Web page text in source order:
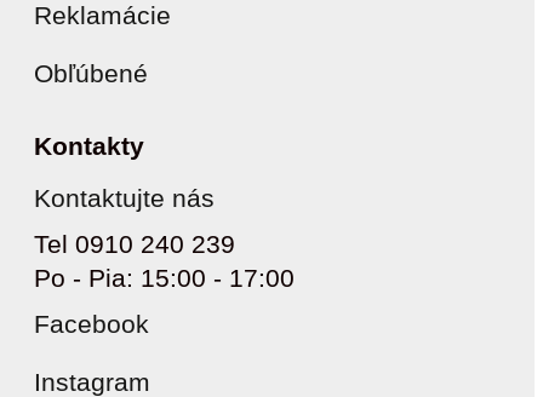
Reklamácie
Obľúbené
Kontakty
Kontaktujte nás
Tel 0910 240 239
Po - Pia: 15:00 - 17:00
Facebook
Instagram